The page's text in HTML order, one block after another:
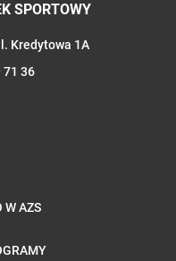
SPORTOWY
Kredytowa 1A
71 36
W AZS